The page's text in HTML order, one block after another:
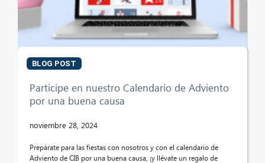
BLOG POST
Participe en nuestro Calendario de Adviento
por una buena causa
noviembre 28, 2024
Prepárate para las fiestas con nosotros y con el calendario de
Adviento de CIB por una buena causa, ¡y llévate un regalo de